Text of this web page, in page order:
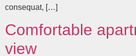
consequat, […]
Comfortable
view